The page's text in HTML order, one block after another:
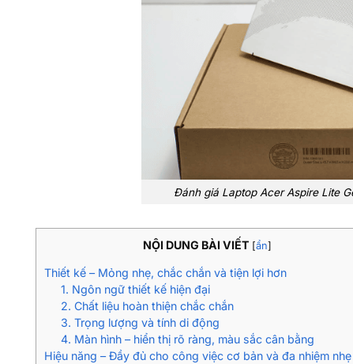
Đánh giá Laptop Acer Aspire Lite
NỘI DUNG BÀI VIẾT [ẩn]
Thiết kế – Mỏng nhẹ, chắc chắn và tiện lợi hơn
1. Ngôn ngữ thiết kế hiện đại
2. Chất liệu hoàn thiện chắc chắn
3. Trọng lượng và tính di động
4. Màn hình – hiển thị rõ ràng, màu sắc cân bằng
Hiệu năng – Đầy đủ cho công việc cơ bản và đa nhiệm nhẹ